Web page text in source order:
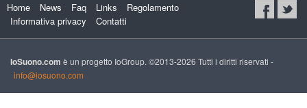
Home News Faq Links
Regolamento
Informativa privacy
Contatti
IoSuono.com è un progetto IoGroup. ©2013-2026 Tutti i diritti riservati -
info@iosuono.com